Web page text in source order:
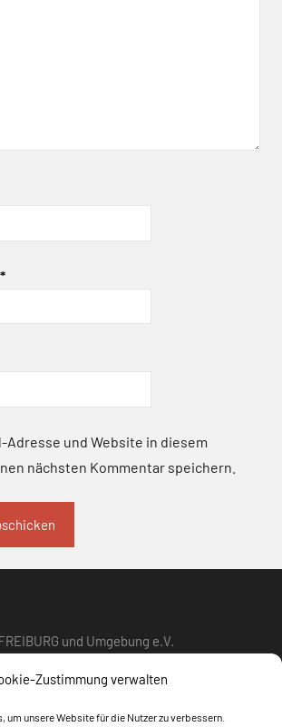
Zustimmung verwalten
um unsere Website für die Nutzer zu verbessern.
*
Adresse und Website in diesem
nächsten Kommentar speichern.
und Umgebung e.V.